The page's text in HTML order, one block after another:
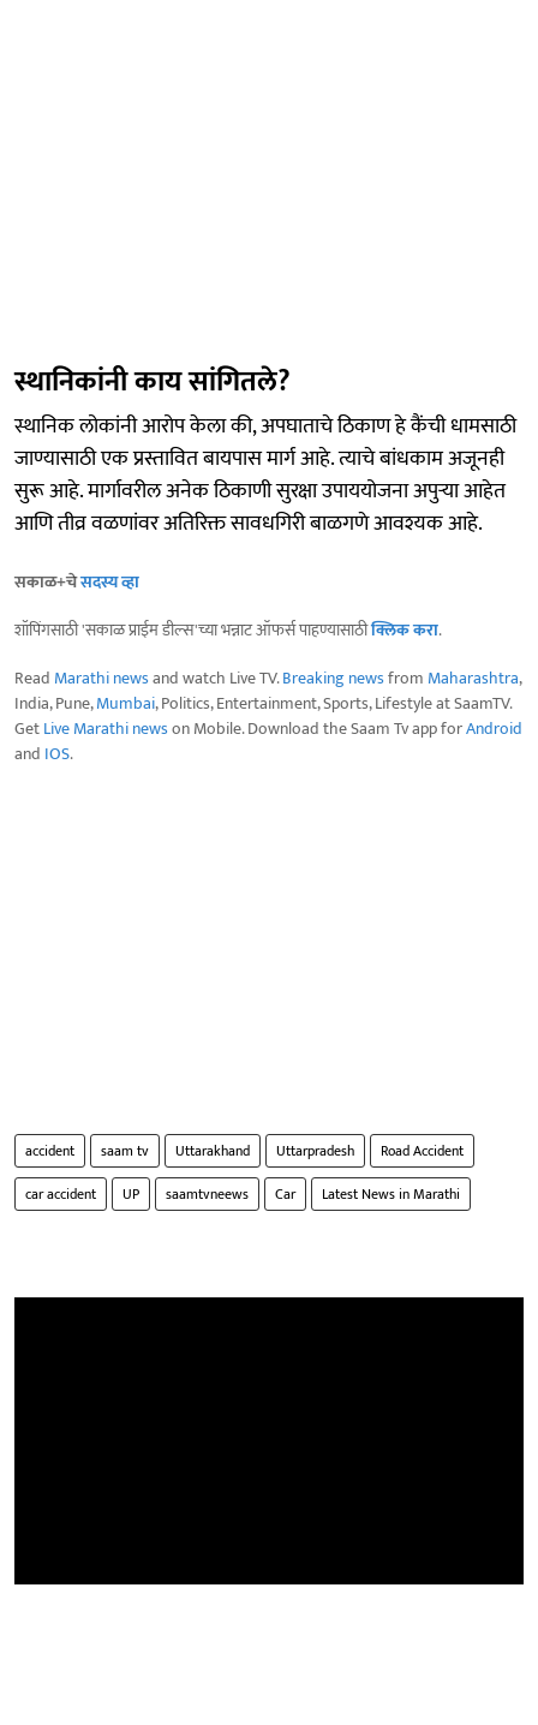
स्थानिकांनी काय सांगितले?
स्थानिक लोकांनी आरोप केला की, अपघाताचे ठिकाण हे कैंची धामसाठी
जाण्यासाठी एक प्रस्तावित बायपास मार्ग आहे. त्याचे बांधकाम अजूनही
सुरू आहे. मार्गावरील अनेक ठिकाणी सुरक्षा उपाययोजना अपुऱ्या आहेत
आणि तीव्र वळणांवर अतिरिक्त सावधगिरी बाळगणे आवश्यक आहे.
सकाळ+चेसदस्य व्हा
शॉपिंगसाठी 'सकाळ प्राईम डील्स'च्या भन्नाट ऑफर्स पाहण्यासाठीक्लिक करा.
Read Marathi newsand watch Live TV.Breaking newsfrom Maharashtra,
India, Pune,Mumbai, Politics, Entertainment, Sports, Lifestyle at SaamTV.
GetLive Marathi newson Mobile. Download the Saam Tv app forAndroid
and IOS.
accident saam tv Uttarakhand Uttarpradesh
Road Accident
car accident
UP saamtvneews Car Latest News in Marathi